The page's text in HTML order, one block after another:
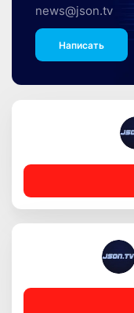
news@json.tv
Написать